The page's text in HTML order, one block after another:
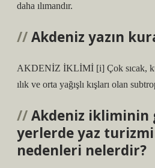
daha ılımandır.
Akdeniz yazın
AKDENİZ İKLİMİ [i] Çok sıcak,
ılık ve orta yağışlı kışları olan
Akdeniz ikliminin
yerlerde yaz
nedenleri nelerdir?